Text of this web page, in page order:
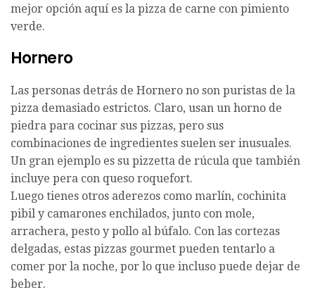
mejor opción aquí es la pizza de carne con pimiento
verde.
Hornero
Las personas detrás de Hornero no son puristas de la
pizza demasiado estrictos. Claro, usan un horno de
piedra para cocinar sus pizzas, pero sus
combinaciones de ingredientes suelen ser inusuales.
Un gran ejemplo es su pizzetta de rúcula que también
incluye pera con queso roquefort.
Luego tienes otros aderezos como marlín, cochinita
pibil y camarones enchilados, junto con mole,
arrachera, pesto y pollo al búfalo. Con las cortezas
delgadas, estas pizzas gourmet pueden tentarlo a
comer por la noche, por lo que incluso puede dejar de
beber.